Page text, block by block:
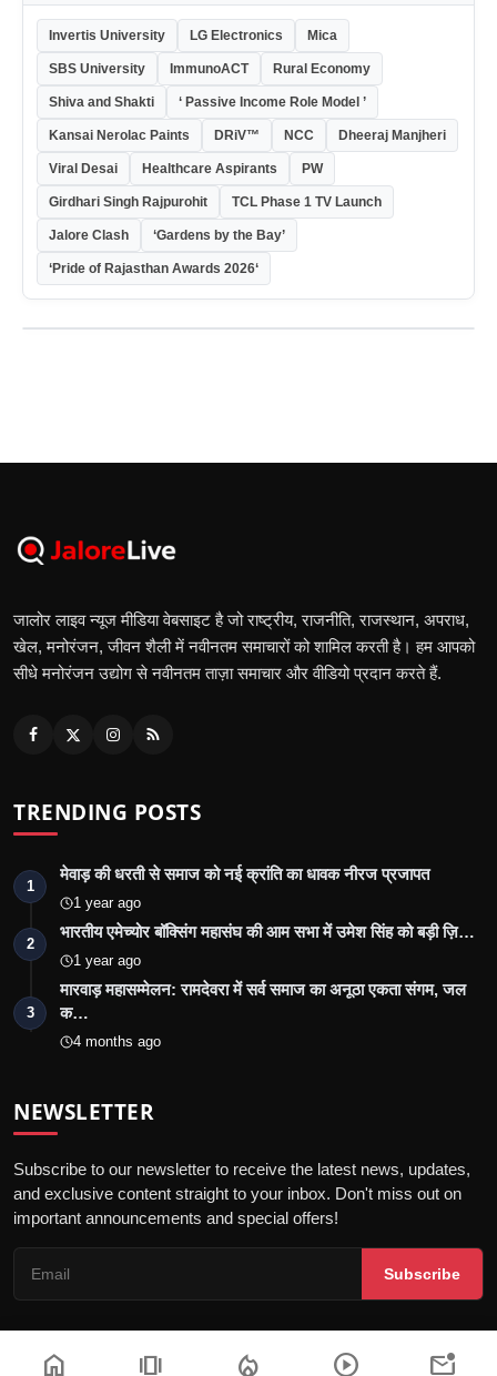
Invertis University LG Electronics Mica
SBS University ImmunoACT Rural Economy
Shiva and Shakti ‘ Passive Income Role Model ’
Kansai Nerolac Paints DRiV™ NCC Dheeraj Manjheri
Viral Desai Healthcare Aspirants PW
Girdhari Singh Rajpurohit TCL Phase 1 TV Launch
Jalore Clash ‘Gardens by the Bay’
‘Pride of Rajasthan Awards 2026‘
जालोर लाइव न्यूज मीडिया वेबसाइट है जो राष्ट्रीय, राजनीति, राजस्थान, अपराध,
खेल, मनोरंजन, जीवन शैली में नवीनतम समाचारों को शामिल करती है। हम आपको
सीधे मनोरंजन उद्योग से नवीनतम ताज़ा समाचार और वीडियो प्रदान करते हैं.
TRENDING POSTS
1
मेवाड़ की धरती से समाज को नई क्रांति का धावक नीरज प्रजापत
1 year ago
2
भारतीय एमेच्योर बॉक्सिंग महासंघ की आम सभा में उमेश सिंह को बड़ी ज़ि…
1 year ago
3
मारवाड़ महासम्मेलन: रामदेवरा में सर्व समाज का अनूठा एकता संगम, जल
क…
4 months ago
NEWSLETTER
Subscribe to our newsletter to receive the latest news, updates,
and exclusive content straight to your inbox. Don't miss out on
important announcements and special offers!
Subscribe
home amp_stories local_fire_department play_circle mark_email_unread